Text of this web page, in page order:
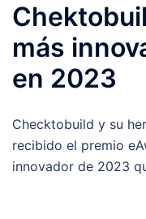
más
en 2023
Checktobuild y su
recibido el premio
innovador de 2023